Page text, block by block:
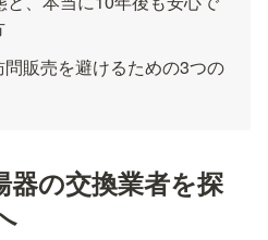
販売を避けるための3つの
の交換業者を探